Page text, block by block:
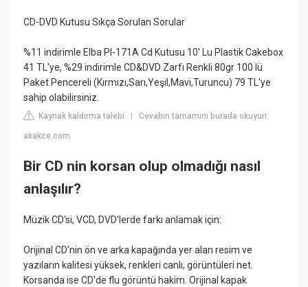
CD-DVD Kutusu Sıkça Sorulan Sorular
%11 indirimle Elba Pl-171A Cd Kutusu 10' Lu Plastik Cakebox
41 TL'ye, %29 indirimle CD&DVD Zarfı Renkli 80gr 100 lü
Paket Pencereli (Kırmızı,Sarı,Yeşil,Mavi,Turuncu) 79 TL'ye
sahip olabilirsiniz.
Kaynak kaldırma talebi |Cevabın tamamını burada okuyun:
akakce.com
Bir CD nin korsan olup olmadığı nasıl
anlaşılır?
Müzik CD'si, VCD, DVD'lerde farkı anlamak için:
Orijinal CD'nin ön ve arka kapağında yer alan resim ve
yazıların kalitesi yüksek, renkleri canlı, görüntüleri net.
Korsanda ise CD'de flu görüntü hakim. Orijinal kapak